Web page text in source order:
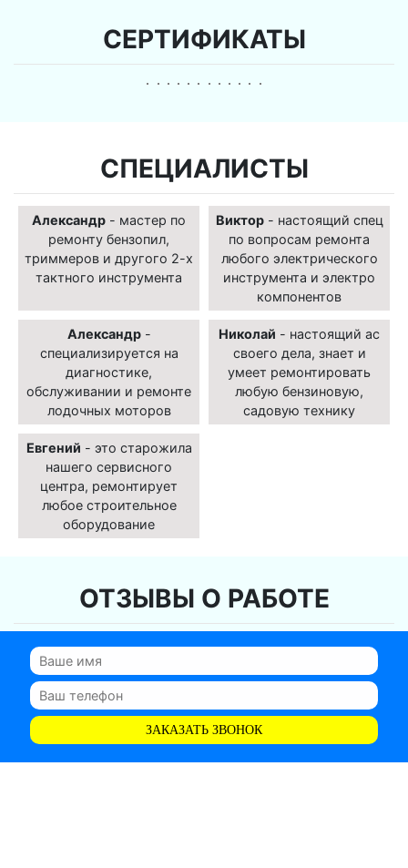
СЕРТИФИКАТЫ
СПЕЦИАЛИСТЫ
Александр - мастер по
ремонту бензопил,
триммеров и другого 2-х
тактного инструмента
Виктор- настоящий спец
по вопросам ремонта
любого электрического
инструмента и электро
компонентов
Александр-
специализируется на
диагностике,
обслуживании и ремонте
лодочных моторов
Николай - настоящий ас
своего дела, знает и
умеет ремонтировать
любую бензиновую,
садовую технику
Евгений - это старожила
нашего сервисного
центра, ремонтирует
любое строительное
оборудование
ОТЗЫВЫ О РАБОТЕ
ЗАКАЗАТЬ ЗВОНОК